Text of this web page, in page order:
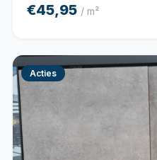
€45,95 / m²
Acties